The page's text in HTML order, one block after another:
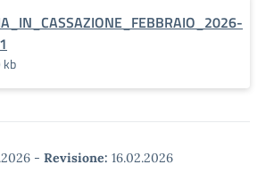
kb
- Revisione: 16.02.2026